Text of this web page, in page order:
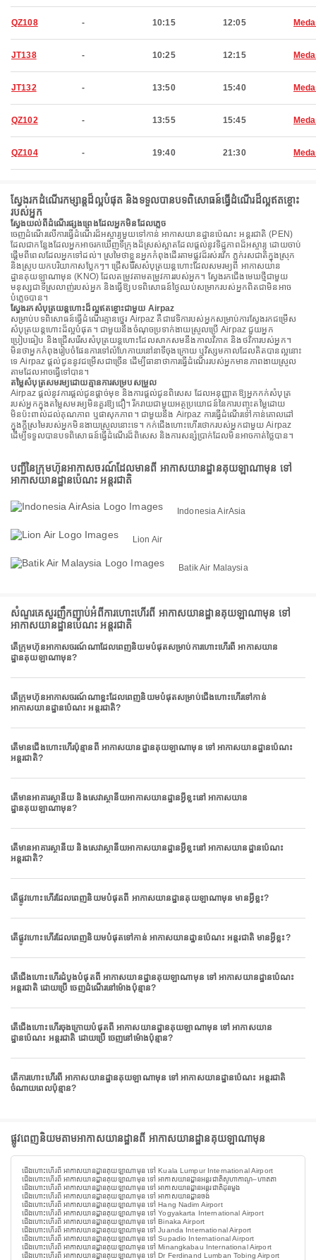
QZ108 - 10:15 12:05
JT138 - 10:25 12:15
JT132 - 13:50 15:40
QZ102 - 13:55 15:45
QZ104 - 19:40 21:30
ស្វែងរកដំណើរកម្សាន្តដ៏ល្អបំផុត និងទទួលបានបទពិសោធន៍ធ្វើដំណើរដ៏ល្អឥតខ្ចោះ
របស់អ្នក
ស្វែងយល់ពីដំណើរផ្សងព្រេងដែលអ្នកមិនដែលភ្លេច
ចេញដំណើរលើការធ្វើដំណើរដ៏អស្ចារ្យមួយទៅកាន់ អាកាសយានដ្ឋានប៉េណះ អន្តរជាតិ (PEN)
ដែលជាកន្លែងដែលអ្នកអាចរកឃើញទីក្រុងដ៏ស្រស់ស្អាតដែលផ្តល់នូវទិដ្ឋភាពដ៏អស្ចារ្យ ដោយចាប់
ផ្តើមពីពេលដែលអ្នកទៅដល់។ ស្រមៃថាខ្លួនអ្នកកំពុងដើរតាមផ្លូវដ៏រស់រវើក ភ្លក់រសជាតិក្នុងស្រុក
និងស្រូបយកបរិយាកាសប្លែកៗ។ ជ្រើសរើសសំបុត្រយន្តហោះដែលសមរម្យពី អាកាសយាន
ដ្ឋានគុយឡាណាមុន (KNO) ដែលតម្រូវតាមតម្រូវការរបស់អ្នក។ ស្វែងរកជើងមេឃថ្មីជាមួយ
មនុស្សជាទីស្រលាញ់របស់អ្នក និងធ្វើឱ្យបទពិសោធន៍ថ្ងៃឈប់សម្រាករបស់អ្នកពិតជាមិនអាច
បំភ្លេចបាន។
ស្វែងរកសំបុត្រយន្តហោះដ៏ល្អឥតខ្ចោះជាមួយ Airpaz
សម្រាប់បទពិសោធន៍ធ្វើដំណើរគ្មានថ្នេរ Airpaz គឺជាវេទិការបស់អ្នកសម្រាប់ការស្វែងរកជម្រើស
សំបុត្រយន្តហោះដ៏ល្អបំផុត។ ជាមួយនឹងចំណុចប្រទាក់ងាយស្រួលប្រើ Airpaz ជួយអ្នក
ប្រៀបធៀប និងជ្រើសរើសសំបុត្រយន្តហោះដែលសាកសមនឹងកាលវិភាគ និងថវិការបស់អ្នក។
មិនថាអ្នកកំពុងរៀបចំផែនការទៅលំហែកាយនៅនាទីចុងក្រោយ ឬវិស្សមកាលដែលគិតបានល្អនោះ
ទេ Airpaz ផ្តល់ជូននូវជម្រើសជាច្រើន ដើម្បីធានាថាការធ្វើដំណើររបស់អ្នកមានភាពងាយស្រួល
តាមដែលអាចធ្វើទៅបាន។
តម្លៃសំបុត្រសមរម្យដោយគ្មានការសម្របសម្រួល
Airpaz ផ្តល់នូវការផ្តល់ជូនផ្តាច់មុខ និងការផ្តល់ជូនពិសេស ដែលអនុញ្ញាតឱ្យអ្នកកក់សំបុត្រ
របស់អ្នកក្នុងតម្លៃសមរម្យមិនគួរឱ្យជឿ។ រីករាយជាមួយអត្ថប្រយោជន៍នៃការបញ្ចុះតម្លៃដោយ
មិនប៉ះពាល់ដល់គុណភាព ឬផាសុកភាព។ ជាមួយនឹង Airpaz ការធ្វើដំណើរទៅកាន់គោលដៅ
ក្នុងក្តីស្រមៃរបស់អ្នកមិនងាយស្រួលនោះទេ។ កក់ជើងហោះហើរថោករបស់អ្នកជាមួយ Airpaz
ដើម្បីទទួលបានបទពិសោធន៍ធ្វើដំណើរដ៏ពិសេស និងការសន្សំប្រាក់ដែលមិនអាចកាត់ថ្លៃបាន។
បញ្ជីនៃក្រុមហ៊ុនអាកាសចរណ៍ដែលមានពី អាកាសយានដ្ឋានគុយឡាណាមុន ទៅ
អាកាសយានដ្ឋានប៉េណះ អន្តរជាតិ
Indonesia AirAsia
Lion Air
Batik Air Malaysia
សំណួរគេសួរញឹកញាប់អំពីការហោះហើរពី អាកាសយានដ្ឋានគុយឡាណាមុន ទៅ
អាកាសយានដ្ឋានប៉េណះ អន្តរជាតិ
តើក្រុមហ៊ុនអាកាសចរណ៍ណាដែលពេញនិយមបំផុតសម្រាប់ការហោះហើរពី អាកាសយាន
ដ្ឋានគុយឡាណាមុន?
តើក្រុមហ៊ុនអាកាសចរណ៍ណាខ្លះដែលពេញនិយមបំផុតសម្រាប់ជើងហោះហើរទៅកាន់
អាកាសយានដ្ឋានប៉េណះ អន្តរជាតិ?
តើមានជើងហោះហើរប៉ុន្មានពី អាកាសយានដ្ឋានគុយឡាណាមុន ទៅ អាកាសយានដ្ឋានប៉េណះ
អន្តរជាតិ?
តើមានអាគារស្ថានីយ និងសេវាស្ថានីយអាកាសយានដ្ឋានអ្វីខ្លះនៅ អាកាសយាន
ដ្ឋានគុយឡាណាមុន?
តើមានអាគារស្ថានីយ និងសេវាស្ថានីយអាកាសយានដ្ឋានអ្វីខ្លះនៅ អាកាសយានដ្ឋានប៉េណះ
អន្តរជាតិ?
តើផ្លូវហោះហើរដែលពេញនិយមបំផុតពី អាកាសយានដ្ឋានគុយឡាណាមុន មានអ្វីខ្លះ?
តើផ្លូវហោះហើរដែលពេញនិយមបំផុតទៅកាន់ អាកាសយានដ្ឋានប៉េណះ អន្តរជាតិ មានអ្វីខ្លះ?
តើជើងហោះហើរដំបូងបំផុតពី អាកាសយានដ្ឋានគុយឡាណាមុន ទៅ អាកាសយានដ្ឋានប៉េណះ
អន្តរជាតិ ដោយប្រើ ចេញដំណើរនៅម៉ោងប៉ុន្មាន?
តើជើងហោះហើរចុងក្រោយបំផុតពី អាកាសយានដ្ឋានគុយឡាណាមុន ទៅ អាកាសយាន
ដ្ឋានប៉េណះ អន្តរជាតិ ដោយប្រើ ចេញនៅម៉ោងប៉ុន្មាន?
តើការហោះហើរពី អាកាសយានដ្ឋានគុយឡាណាមុន ទៅ អាកាសយានដ្ឋានប៉េណះ អន្តរជាតិ
ចំណាយពេលប៉ុន្មាន?
ផ្លូវពេញនិយមតាមអាកាសយានដ្ឋានពី អាកាសយានដ្ឋានគុយឡាណាមុន
ជើងហោះហើរពី អាកាសយានដ្ឋានគុយឡាណាមុន ទៅ Kuala Lumpur International Airport
ជើងហោះហើរពី អាកាសយានដ្ឋានគុយឡាណាមុន ទៅ អាកាសយានដ្ឋានអន្តរជាតិសូហាកាណូ–ហាតតា
ជើងហោះហើរពី អាកាសយានដ្ឋានគុយឡាណាមុន ទៅ អាកាសយានដ្ឋានអន្តរជាតិដុនមួង
ជើងហោះហើរពី អាកាសយានដ្ឋានគុយឡាណាមុន ទៅ អាកាសយានដ្ឋានចង់
ជើងហោះហើរពី អាកាសយានដ្ឋានគុយឡាណាមុន ទៅ Hang Nadim Airport
ជើងហោះហើរពី អាកាសយានដ្ឋានគុយឡាណាមុន ទៅ Yogyakarta International Airport
ជើងហោះហើរពី អាកាសយានដ្ឋានគុយឡាណាមុន ទៅ Binaka Airport
ជើងហោះហើរពី អាកាសយានដ្ឋានគុយឡាណាមុន ទៅ Juanda International Airport
ជើងហោះហើរពី អាកាសយានដ្ឋានគុយឡាណាមុន ទៅ Supadio International Airport
ជើងហោះហើរពី អាកាសយានដ្ឋានគុយឡាណាមុន ទៅ Minangkabau International Airport
ជើងហោះហើរពី អាកាសយានដ្ឋានគុយឡាណាមុន ទៅ Dr Ferdinand Lumban Tobing Airport